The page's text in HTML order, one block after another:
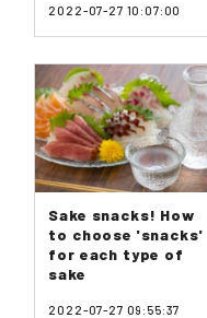
2022-07-27 10:07:00
Sake snacks! How
to choose 'snacks'
for each type of
sake
2022-07-27 09:55:37